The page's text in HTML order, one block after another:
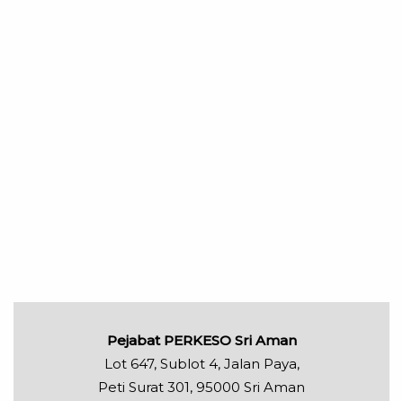
Pejabat PERKESO Sri Aman
Lot 647, Sublot 4, Jalan Paya,
Peti Surat 301, 95000 Sri Aman